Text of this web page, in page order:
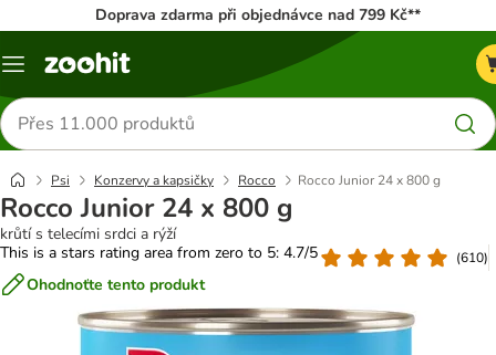
Doprava zdarma při objednávce nad 799 Kč**
Menu
Hledat
produkty
Psi Konzervy a kapsičky Rocco Rocco Junior 24 x 800 g
Rocco Junior 24 x 800 g
krůtí s telecími srdci a rýží
This is a stars rating area from zero to 5: 4.7/5
(610)
Ohodnoťte tento produkt